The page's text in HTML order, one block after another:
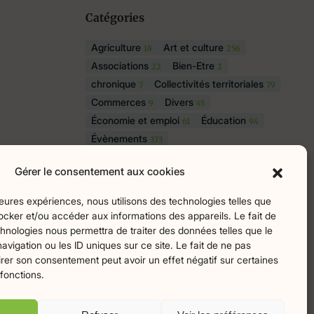
Gérer le consentement aux cookies
expériences, nous utilisons des technologies telles que
et/ou accéder aux informations des appareils. Le fait de
nous permettra de traiter des données telles que le
ou les ID uniques sur ce site. Le fait de ne pas
son consentement peut avoir un effet négatif sur certaines
Catégories
Agriculture 18 Art et culture 256
Associations 22 Bien-Etre 2
chronique 7 Collectivités territoriales 79
Commerces 9 Divers 45
Économie et emploi 61 Éducation 94
Évènements 373
La parole à nos lecteurs
sport27 Tourisme 19